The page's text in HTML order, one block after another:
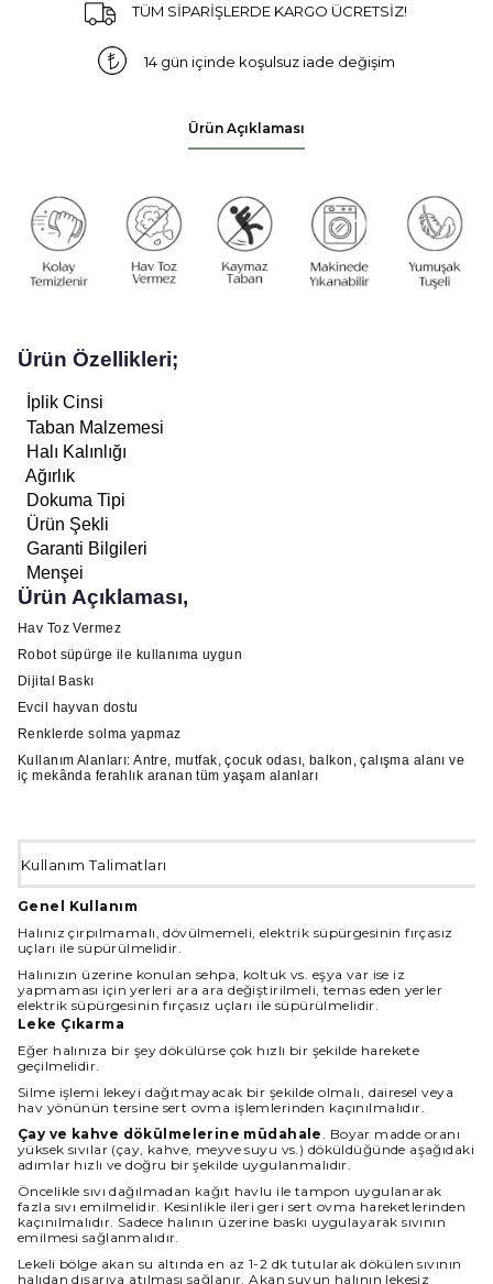
TÜM SİPARİŞLERDE KARGO ÜCRETSİZ!
14 gün içinde koşulsuz iade değişim
Ürün Açıklaması
Ürün Özellikleri;
İplik Cinsi
Taban Malzemesi
Halı Kalınlığı
Ağırlık
Dokuma Tipi
Ürün Şekli
Garanti Bilgileri
Menşei
Ürün Açıklaması,
Hav Toz Vermez
Robot süpürge ile kullanıma uygun
Dijital Baskı
Evcil hayvan dostu
Renklerde solma yapmaz
Kullanım Alanları: Antre, mutfak, çocuk odası, balkon, çalışma alanı ve
iç mekânda ferahlık aranan tüm yaşam alanları
Kullanım Talimatları
Genel Kullanım
Halınız çırpılmamalı, dövülmemeli, elektrik süpürgesinin fırçasız
uçları ile süpürülmelidir.
Halınızın üzerine konulan sehpa, koltuk vs. eşya var ise iz
yapmaması için yerleri ara ara değiştirilmeli, temas eden yerler
elektrik süpürgesinin fırçasız uçları ile süpürülmelidir.
Leke Çıkarma
Eğer halınıza bir şey dökülürse çok hızlı bir şekilde harekete
geçilmelidir.
Silme işlemi lekeyi dağıtmayacak bir şekilde olmalı, dairesel veya
hav yönünün tersine sert ovma işlemlerinden kaçınılmalıdır.
Çay ve kahve dökülmelerine müdahale. Boyar madde oranı
yüksek sıvılar (çay, kahve, meyve suyu vs.) döküldüğünde aşağıdaki
adımlar hızlı ve doğru bir şekilde uygulanmalıdır.
Öncelikle sıvı dağılmadan kağıt havlu ile tampon uygulanarak
fazla sıvı emilmelidir. Kesinlikle ileri geri sert ovma hareketlerinden
kaçınılmalıdır. Sadece halının üzerine baskı uygulayarak sıvının
emilmesi sağlanmalıdır.
Lekeli bölge akan su altında en az 1-2 dk tutularak dökülen sıvının
halıdan dışarıya atılması sağlanır. Akan suyun halının lekesiz